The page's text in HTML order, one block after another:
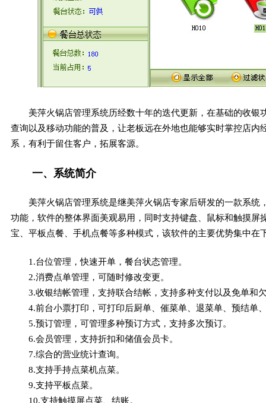
美萍火锅店管理系统历经数十年的迭代更新，在基础的收
查询以及移动功能的普及，让老板远在外地也能够实时掌控店
系，有利于留住客户，拓展客源。
一、系统简介
美萍火锅店管理系统是继美萍火锅店专家后研发的一款系
功能，软件的整体界面美观易用，同时支持键盘、鼠标和触摸
宝、平板点餐、手机点餐等多种模式，该软件的主要优势集中在
1.台位管理，快速开单，餐台状态管理。
2.消费点单管理，可随时修改变更。
3.收银结帐管理，支持联合结帐，支持多种支付以及免单和
4.前台小票打印，可打印后厨单、催菜单、退菜单、预结单
5.预订管理，可管理多种预订方式，支持多次预订。
6.会员管理，支持折扣和储值会员卡。
7.综合的营业统计查询。
8.支持手持点菜机点菜。
9.支持平板点菜。
10.支持触摸屏点菜、结账。